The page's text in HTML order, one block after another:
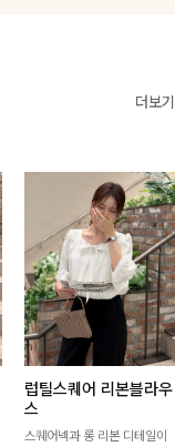
더보기
럽틸스퀘어 리본블라우
스
스퀘어넥과 롱 리본 디테일이